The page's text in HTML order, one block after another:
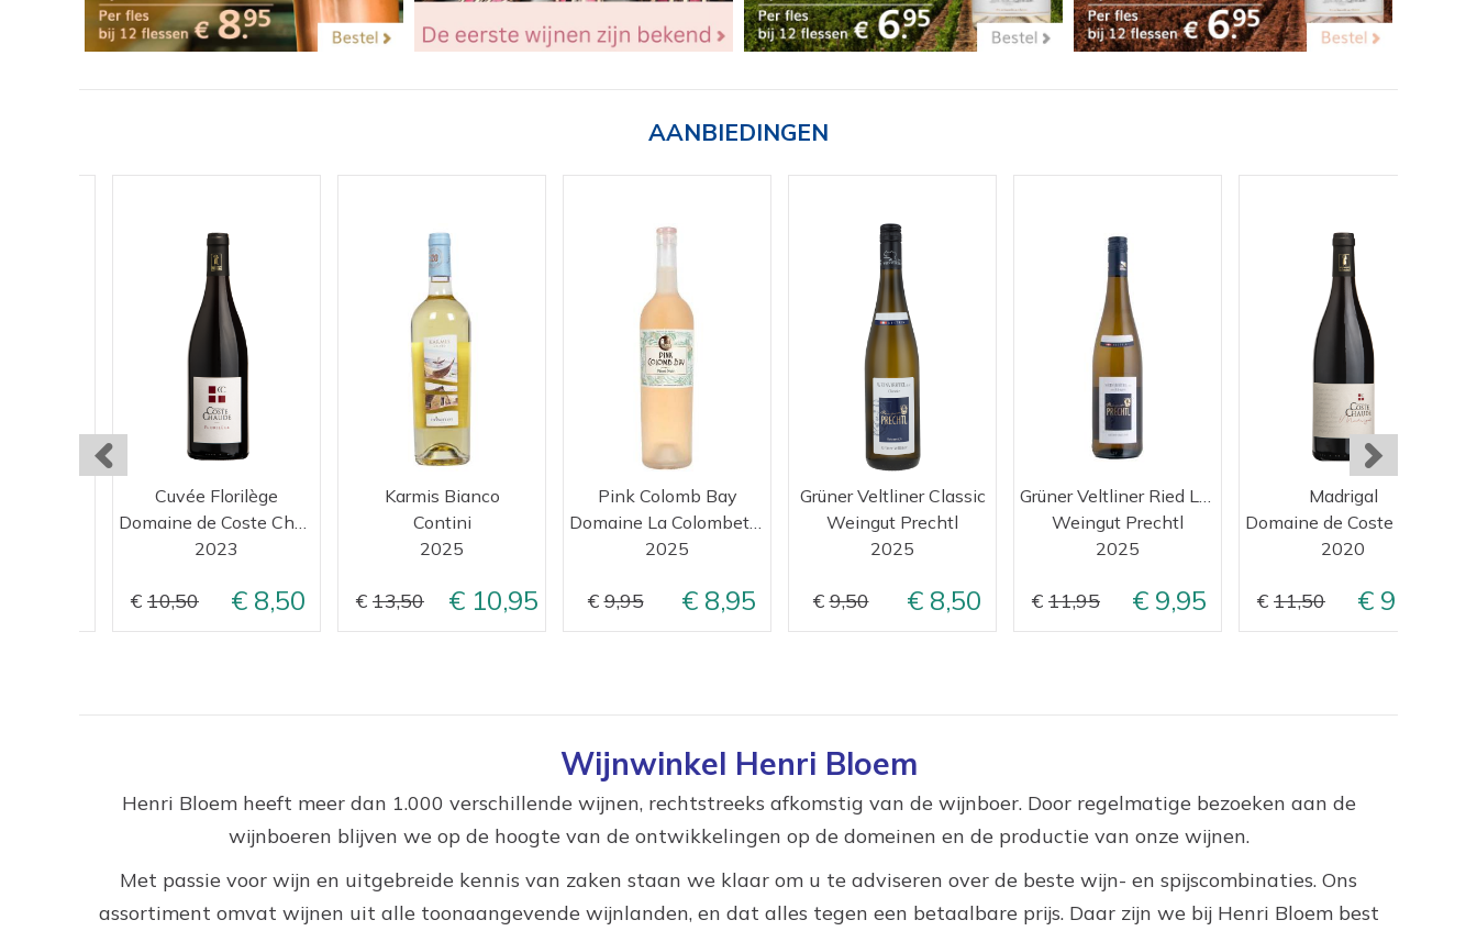
AANBIEDINGEN
Cuvée Florilège
2023
10,50 8,50
Karmis Bianco
Contini
2025
13,50 10,95
Pink Colomb Bay
2025
9,95 8,95
Grüner Veltliner Classic
Weingut Prechtl
2025
9,50 8,50
Weingut Prechtl
2025
11,95 9,95
Madrigal
2020
11,50 9,50
Wijnwinkel Henri Bloem
Henri Bloem heeft meer dan 1.000 verschillende wijnen, rechtstreeks afkomstig van de wijnboer. Door regelmatige bezoeken aan de
wijnboeren blijven we op de hoogte van de ontwikkelingen op de domeinen en de productie van onze wijnen.
Met passie voor wijn en uitgebreide kennis van zaken staan we klaar om u te adviseren over de beste wijn- en spijscombinaties. Ons
assortiment omvat wijnen uit alle toonaangevende wijnlanden, en dat alles tegen een betaalbare prijs. Daar zijn we bij Henri Bloem best